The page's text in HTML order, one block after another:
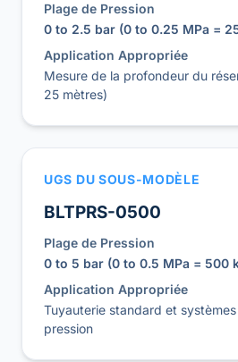
Plage de Pression
0 to 2.5 bar (0 to 0.25 MPa =
Application Appropriée
Mesure de la profondeur du
25 mètres)
UGS DU SOUS-MODÈLE
BLTPRS-0500
Plage de Pression
0 to 5 bar (0 to 0.5 MPa = 500
Application Appropriée
Tuyauterie standard et
pression